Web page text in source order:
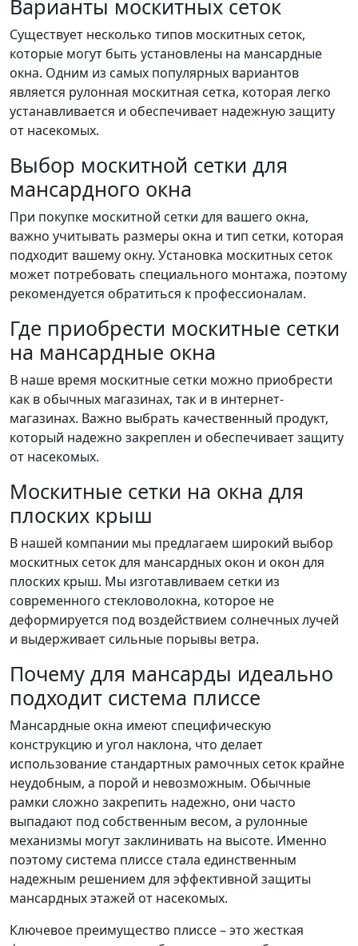
Варианты москитных сеток
Существует несколько типов москитных сеток,
которые могут быть установлены на мансардные
окна. Одним из самых популярных вариантов
является рулонная москитная сетка, которая легко
устанавливается и обеспечивает надежную защиту
от насекомых.
Выбор москитной сетки для
мансардного окна
При покупке москитной сетки для вашего окна,
важно учитывать размеры окна и тип сетки, которая
подходит вашему окну. Установка москитных сеток
может потребовать специального монтажа, поэтому
рекомендуется обратиться к профессионалам.
Где приобрести москитные сетки
на мансардные окна
В наше время москитные сетки можно приобрести
как в обычных магазинах, так и в интернет-
магазинах. Важно выбрать качественный продукт,
который надежно закреплен и обеспечивает защиту
от насекомых.
Москитные сетки на окна для
плоских крыш
В нашей компании мы предлагаем широкий выбор
москитных сеток для мансардных окон и окон для
плоских крыш. Мы изготавливаем сетки из
современного стекловолокна, которое не
деформируется под воздействием солнечных лучей
и выдерживает сильные порывы ветра.
Почему для мансарды идеально
подходит система плиссе
Мансардные окна имеют специфическую
конструкцию и угол наклона, что делает
использование стандартных рамочных сеток крайне
неудобным, а порой и невозможным. Обычные
рамки сложно закрепить надежно, они часто
выпадают под собственным весом, а рулонные
механизмы могут заклинивать на высоте. Именно
поэтому система плиссе стала единственным
надежным решением для эффективной защиты
мансардных этажей от насекомых.
Ключевое преимущество плиссе – это жесткая